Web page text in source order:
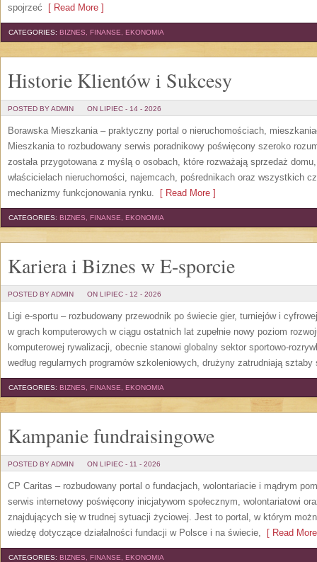
spojrzeć [ Read More ]
CATEGORIES: BIZNES, FINANSE, EKONOMIA
Historie Klientów i Sukcesy
POSTED BY ADMIN ON LIPIEC - 14 - 2026
Borawska Mieszkania – praktyczny portal o nieruchomościach,
Mieszkania to rozbudowany serwis poradnikowy poświęcony szeroko
została przygotowana z myślą o osobach, które rozważają sprzedaż
właścicielach nieruchomości, najemcach, pośrednikach oraz wszystkich
mechanizmy funkcjonowania rynku. [ Read More ]
CATEGORIES: BIZNES, FINANSE, EKONOMIA
Kariera i Biznes w E-sporcie
POSTED BY ADMIN ON LIPIEC - 12 - 2026
Ligi e-sportu – rozbudowany przewodnik po świecie gier, turniejów i
w grach komputerowych w ciągu ostatnich lat zupełnie nowy poziom
komputerowej rywalizacji, obecnie stanowi globalny sektor sportowo-
według regularnych programów szkoleniowych, drużyny zatrudniają sztaby
CATEGORIES: BIZNES, FINANSE, EKONOMIA
Kampanie fundraisingowe
POSTED BY ADMIN ON LIPIEC - 11 - 2026
CP Caritas – rozbudowany portal o fundacjach, wolontariacie i mądrym
serwis internetowy poświęcony inicjatywom społecznym, wolontariatowi
znajdujących się w trudnej sytuacji życiowej. Jest to portal, w którym
wiedzę dotyczące działalności fundacji w Polsce i na świecie, [ Read
CATEGORIES: BIZNES, FINANSE, EKONOMIA